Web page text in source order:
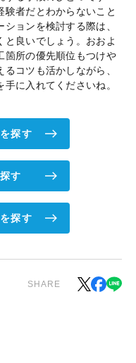
者だとわからないこと
ョンを検討する際は、
良いでしょう。おおよ
箇所の優先順位もつけや
コツも活かしながら、
に入れてくださいね。
探す
す
探す
SHARE